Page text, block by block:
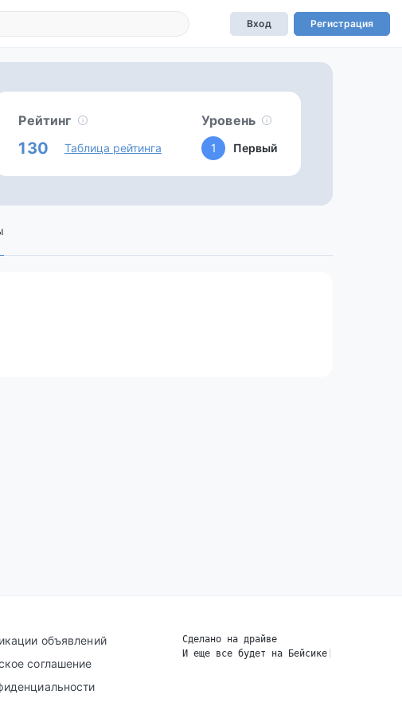
Вход Регистрация
Рейтинг
130 Таблица рейтинга
Уровень
1 Первый
объявлений
соглашение
Сделано на драйве
И еще все будет на Бейсике